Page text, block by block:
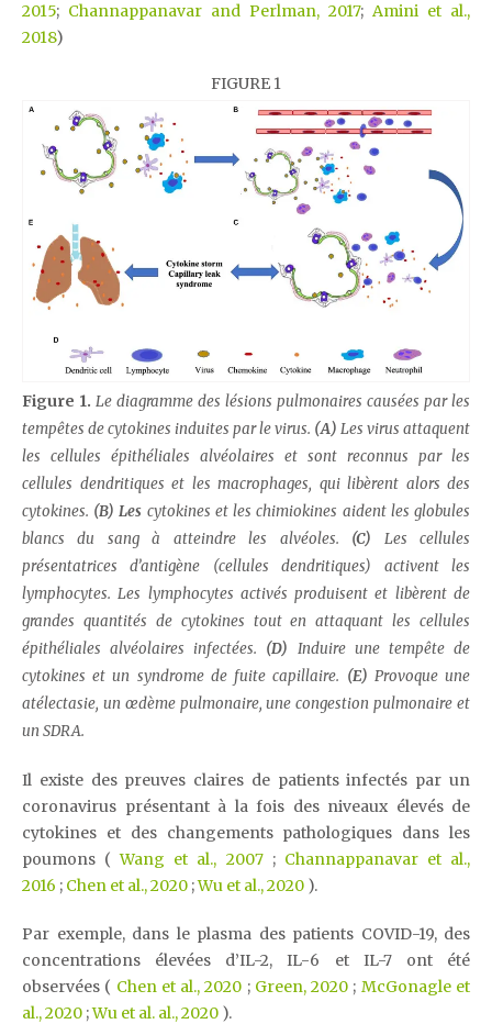
2015; Channappanavar and Perlman, 2017; Amini et al.,
2018)
FIGURE 1
Figure 1. Le diagramme des lésions pulmonaires causées par les
tempêtes de cytokines induites par le virus. (A) Les virus attaquent
les cellules épithéliales alvéolaires et sont reconnus par les
cellules dendritiques et les macrophages, qui libèrent alors des
cytokines. (B) Les cytokines et les chimiokines aident les globules
blancs du sang à atteindre les alvéoles. (C) Les cellules
présentatrices d’antigène (cellules dendritiques) activent les
lymphocytes. Les lymphocytes activés produisent et libèrent de
grandes quantités de cytokines tout en attaquant les cellules
épithéliales alvéolaires infectées. (D) Induire une tempête de
cytokines et un syndrome de fuite capillaire. (E) Provoque une
atélectasie, un œdème pulmonaire, une congestion pulmonaire et
un SDRA.
Il existe des preuves claires de patients infectés par un
coronavirus présentant à la fois des niveaux élevés de
cytokines et des changements pathologiques dans les
poumons (Wang et al., 2007; Channappanavar et al.,
2016 ; Chen et al., 2020 ;Wu et al., 2020 ).
Par exemple, dans le plasma des patients COVID-19, des
concentrations élevées d’IL-2, IL-6 et IL-7 ont été
observées ( Chen et al., 2020 ; Green, 2020 ; McGonagle et
al., 2020 ;Wu et al. al., 2020 ).